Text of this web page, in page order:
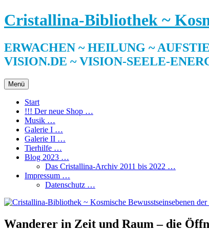
Zum
Inhalt
Cristallina-Bibliothek ~
ERWACHEN ~ HEILUNG ~
VISION.DE ~ VISION-SEELE-
Menü
Start
!!! Der neue Shop …
Musik …
Galerie I …
Galerie II …
Tierhilfe …
Blog 2023 …
Das Cristallina-Archiv 2011 bis 2022 …
Impressum …
Datenschutz …
Wanderer in Zeit und Raum – die